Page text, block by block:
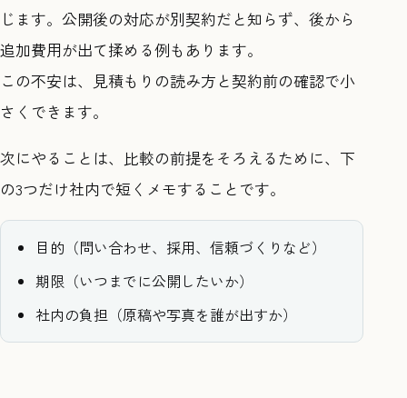
じます。公開後の対応が別契約だと知らず、後から
追加費用が出て揉める例もあります。
この不安は、見積もりの読み方と契約前の確認で小
さくできます。
次にやることは、比較の前提をそろえるために、下
の3つだけ社内で短くメモすることです。
目的（問い合わせ、採用、信頼づくりなど）
期限（いつまでに公開したいか）
社内の負担（原稿や写真を誰が出すか）